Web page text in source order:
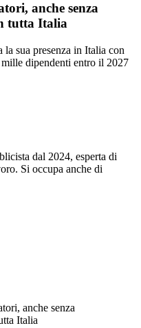
anche senza
tutta Italia
sua presenza in Italia con
dipendenti entro il 2027
dal 2024, esperta di
Si occupa anche di